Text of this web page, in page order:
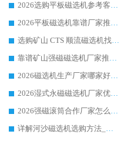
2026选购平板磁选机参考客户真实体验，华体会手机网页版-华体会(中国) 厂家行业口碑排名前列
2026平板磁选机靠谱厂家推荐_ 华体会手机网页版-华体会(中国) 凭借良好口碑获得众多客户认可
选购矿山 CTS 顺流磁选机找实体厂家，华体会手机网页版-华体会(中国) 按需定制设备配套完善售后
靠谱矿山强磁磁选机厂家推荐 2026客户真实使用心得分享
2026磁选机生产厂家哪家好?众多客户使用体验分享华体会手机网页版-华体会(中国)
2026湿式永磁磁选机厂家优选华体会手机网页版-华体会(中国) _客户真实使用心得分享
2026强磁滚筒合作厂家怎么选-华体会手机网页版-华体会(中国) 行业优质供应商参考指南
详解河沙磁选机选购方法_除铁器品牌及华体会手机网页版-华体会(中国) 企业解析